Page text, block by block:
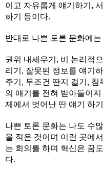
이고 자유롭게 얘기하기,
하기 등이다.
반대로 나쁜 토론 문화에
권위 내세우기, 비 논리적
리기, 잘못된 정보를 얘기
주기, 무조건 딴지 걸기,
의 얘기를 전혀 받아들이
제에서 벗어난 딴 얘기 하
나쁜 토론 문화는 나도 수
을 적은 것이며 이런 곳에
는 회의를 하며 혁신은 꿈
다.